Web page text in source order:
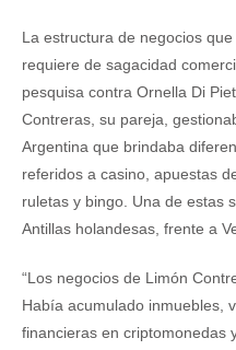
La estructura de negocios
requiere de sagacidad
pesquisa contra Ornella Di
Contreras, su pareja,
Argentina que brindaba
referidos a casino, apuestas
ruletas y bingo. Una de estas
Antillas holandesas, frente a
“Los negocios de Limón
Había acumulado inmuebles,
financieras en criptomonedas